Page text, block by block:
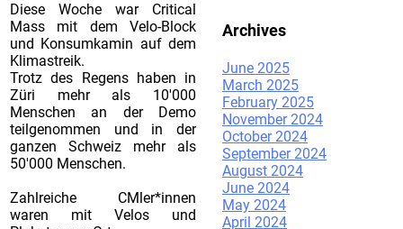
Diese Woche war Critical
Mass mit dem Velo-Block
und Konsumkamin auf dem
Klimastreik.
Trotz des Regens haben in
Züri mehr als 10'000
Menschen an der Demo
teilgenommen und in der
ganzen Schweiz mehr als
50'000 Menschen.
Zahlreiche CMler*innen
waren mit Velos und
Archives
June 2025
March 2025
February 2025
November 2024
October 2024
September 2024
August 2024
June 2024
May 2024
April 2024